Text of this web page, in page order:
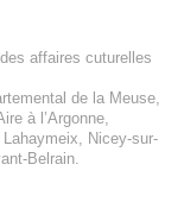
affaires cuturelles
de la Meuse,
à l’Argonne,
Lahaymeix
Nicey-sur-
Belrain.